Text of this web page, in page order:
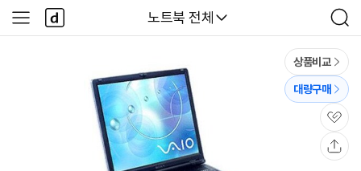
다나와
노트북 전체
검
색
사
이
다
나
와
상품비교
대량구매
관
심